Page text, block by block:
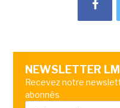
NEWSLETTER
Recevez notre
abonnés